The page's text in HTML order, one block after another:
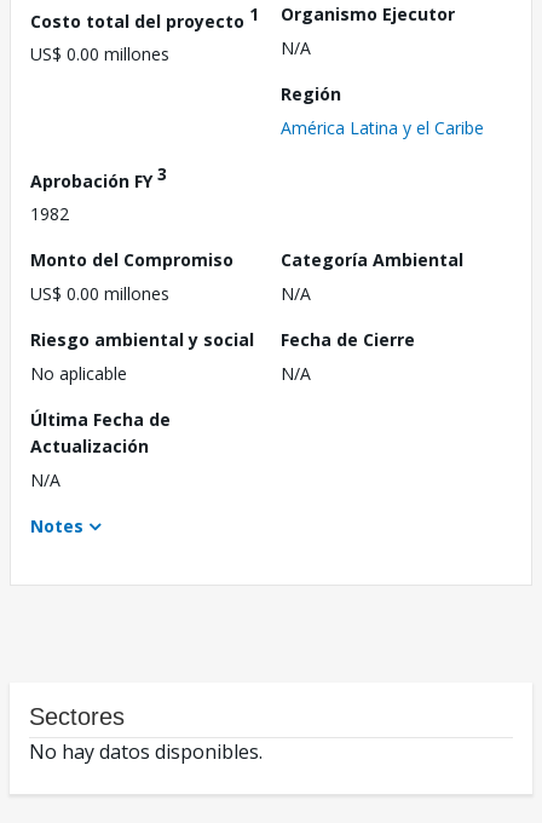
Costo total del proyecto 1
US$ 0.00 millones
Organismo Ejecutor
N/A
Región
América Latina y el Caribe
Aprobación FY3
1982
Monto del Compromiso
US$ 0.00 millones
Categoría Ambiental
N/A
Riesgo ambiental y social
No aplicable
Fecha de Cierre
N/A
Última Fecha de
Actualización
N/A
Notes
Sectores
No hay datos disponibles.